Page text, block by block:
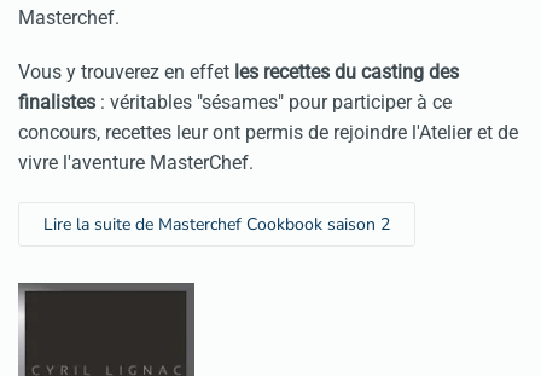
Masterchef.
Vous y trouverez en effet les recettes du casting des
finalistes : véritables "sésames" pour participer à ce
concours, recettes leur ont permis de rejoindre l'Atelier et de
vivre l'aventure MasterChef.
Lire la suite de Masterchef Cookbook saison 2